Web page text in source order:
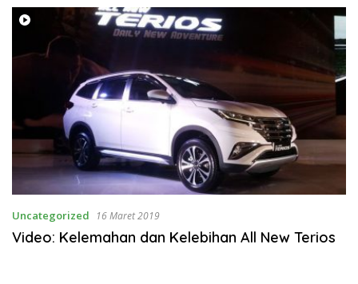
Uncategorized 16 Maret 2019
Video: Kelemahan dan Kelebihan All New Terios